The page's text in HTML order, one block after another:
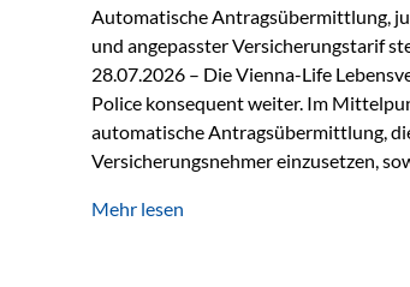
Automatische Antragsübermittlung,
und angepasster Versicherungstarif
28.07.2026 – Die Vienna-Life
Police konsequent weiter. Im
automatische Antragsübermittlung,
Versicherungsnehmer einzusetzen,
Abwicklung für Vertriebspartner
Mehr lesen